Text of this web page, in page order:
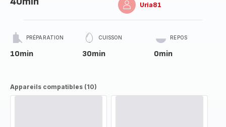
Uria81
PRÉPARATION
10min
CUISSON
30min
REPOS
0min
Appareils compatibles (10)